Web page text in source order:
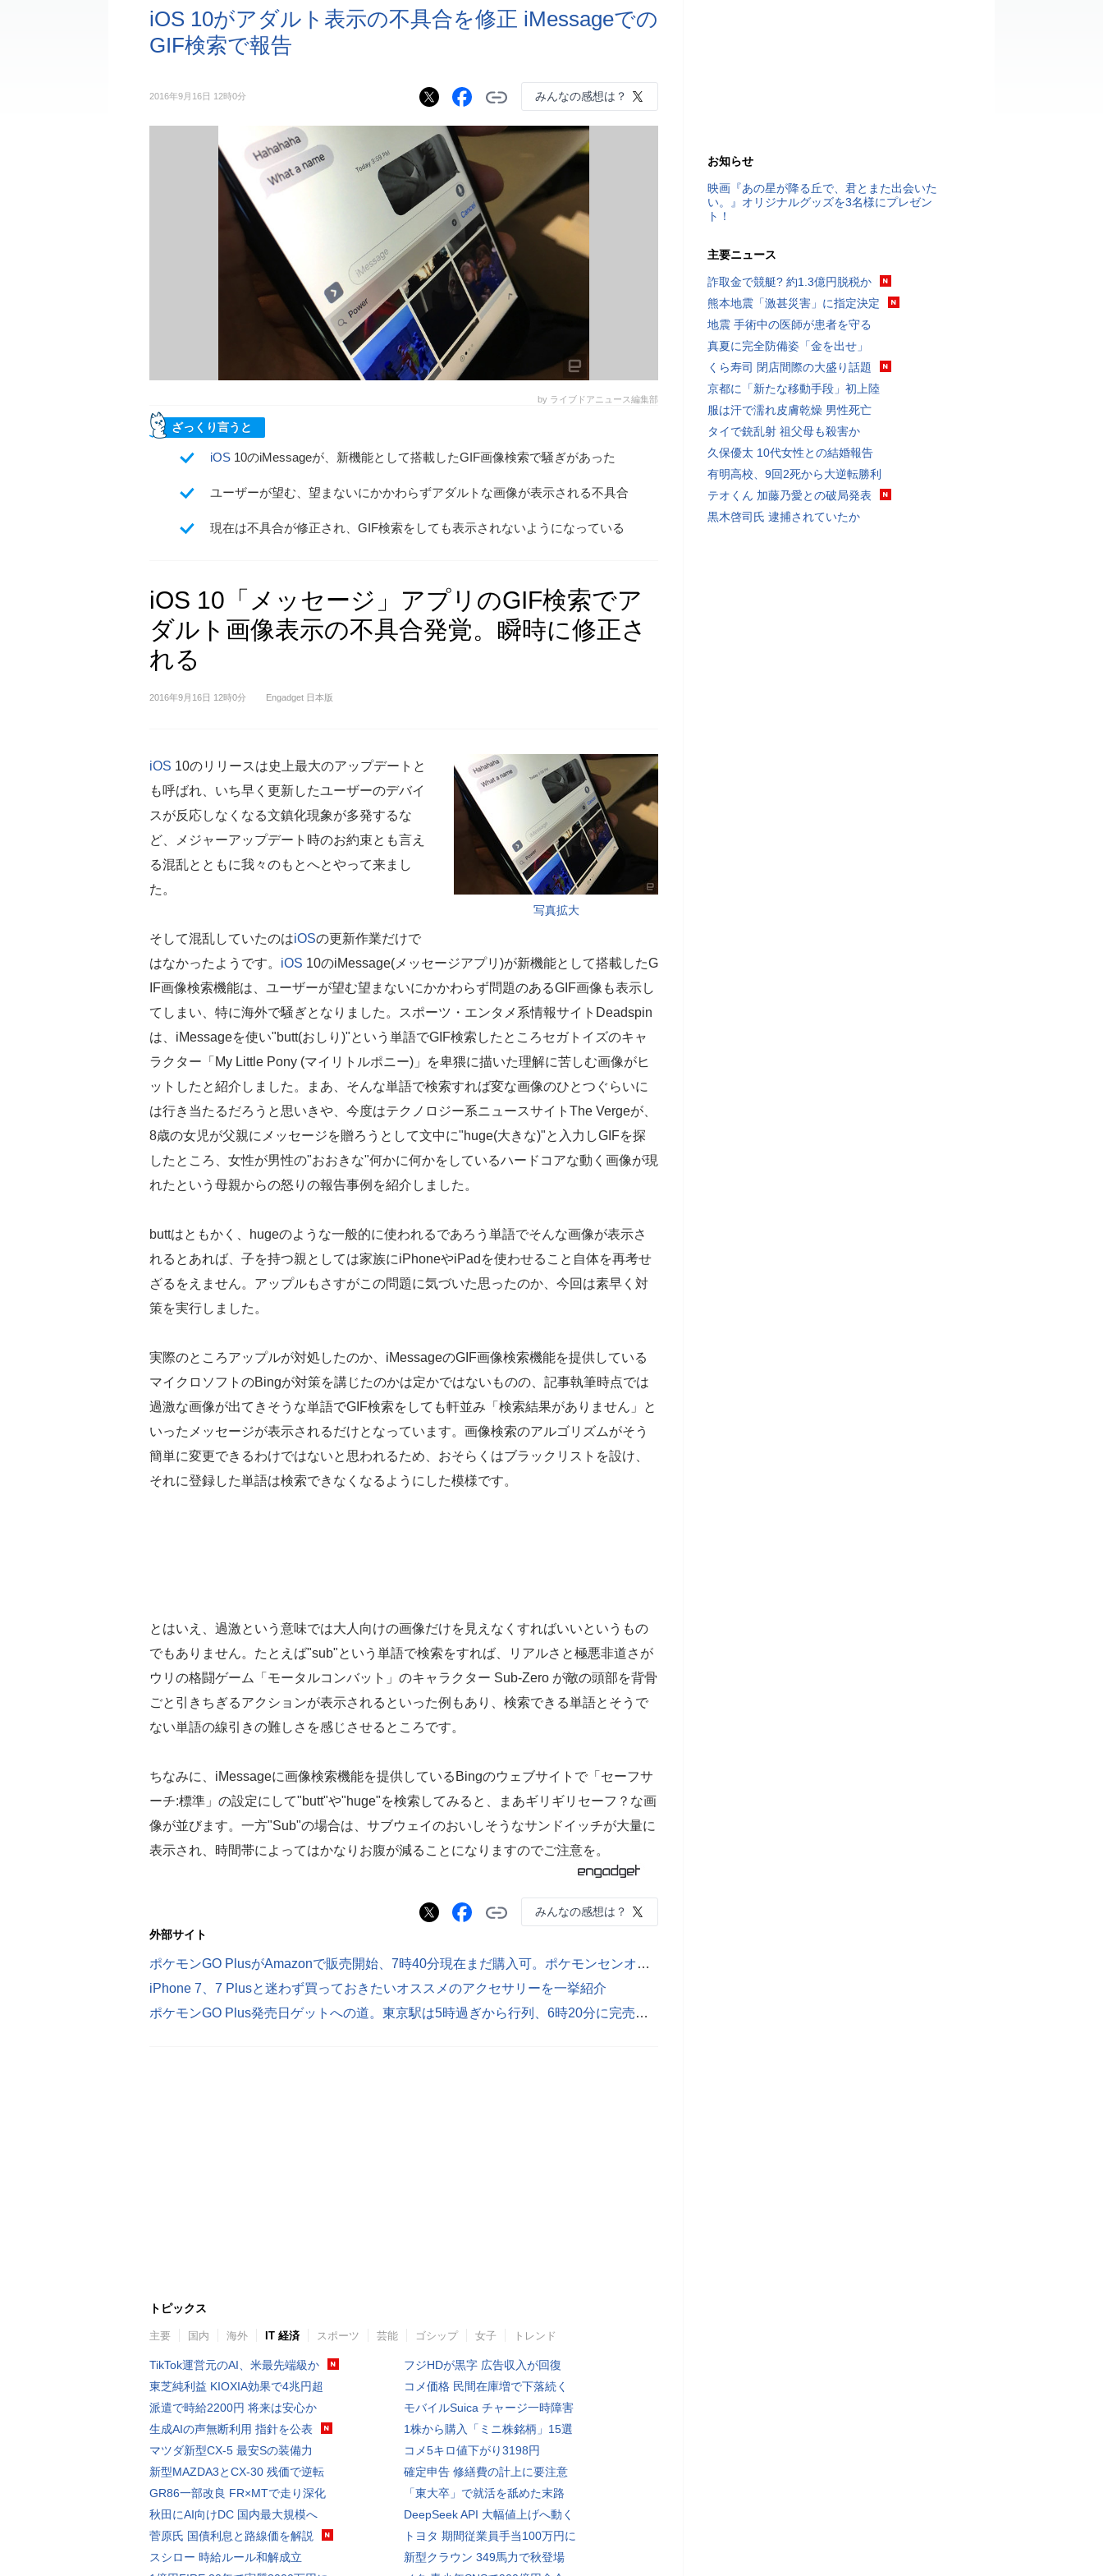
iOS 10がアダルト表示の不具合を修正 iMessageでの
GIF検索で報告
2016年9月16日 12時0分 みんなの感想は？
by ライブドアニュース編集部
ざっくり言うと
iOS 10のiMessageが、新機能として搭載したGIF画像検索で騒ぎがあった
ユーザーが望む、望まないにかかわらずアダルトな画像が表示される不具合
現在は不具合が修正され、GIF検索をしても表示されないようになっている
iOS 10「メッセージ」アプリのGIF検索でア
ダルト画像表示の不具合発覚。瞬時に修正さ
れる
2016年9月16日 12時0分 Engadget 日本版
写真拡大
iOS 10のリリースは史上最大のアップデートと
も呼ばれ、いち早く更新したユーザーのデバイ
スが反応しなくなる文鎮化現象が多発するな
ど、メジャーアップデート時のお約束とも言え
る混乱とともに我々のもとへとやって来まし
た。
そして混乱していたのはiOSの更新作業だけで
はなかったようです。 iOS 10のiMessage(メッセージアプリ)が新機能として搭載したG
IF画像検索機能は、ユーザーが望む望まないにかかわらず問題のあるGIF画像も表示し
てしまい、特に海外で騒ぎとなりました。スポーツ・エンタメ系情報サイトDeadspin
は、iMessageを使い"butt(おしり)"という単語でGIF検索したところセガトイズのキャ
ラクター「My Little Pony (マイリトルポニー)」を卑猥に描いた理解に苦しむ画像がヒ
ットしたと紹介しました。まあ、そんな単語で検索すれば変な画像のひとつぐらいに
は行き当たるだろうと思いきや、今度はテクノロジー系ニュースサイトThe Vergeが、
8歳の女児が父親にメッセージを贈ろうとして文中に"huge(大きな)"と入力しGIFを探
したところ、女性が男性の"おおきな"何かに何かをしているハードコアな動く画像が現
れたという母親からの怒りの報告事例を紹介しました。
buttはともかく、hugeのような一般的に使われるであろう単語でそんな画像が表示さ
れるとあれば、子を持つ親としては家族にiPhoneやiPadを使わせること自体を再考せ
ざるをえません。アップルもさすがこの問題に気づいた思ったのか、今回は素早く対
策を実行しました。
実際のところアップルが対処したのか、iMessageのGIF画像検索機能を提供している
マイクロソフトのBingが対策を講じたのかは定かではないものの、記事執筆時点では
過激な画像が出てきそうな単語でGIF検索をしても軒並み「検索結果がありません」と
いったメッセージが表示されるだけとなっています。画像検索のアルゴリズムがそう
簡単に変更できるわけではないと思われるため、おそらくはブラックリストを設け、
それに登録した単語は検索できなくなるようにした模様です。
とはいえ、過激という意味では大人向けの画像だけを見えなくすればいいというもの
でもありません。たとえば"sub"という単語で検索をすれば、リアルさと極悪非道さが
ウリの格闘ゲーム「モータルコンバット」のキャラクター Sub-Zero が敵の頭部を背骨
ごと引きちぎるアクションが表示されるといった例もあり、検索できる単語とそうで
ない単語の線引きの難しさを感じさせるところです。
ちなみに、iMessageに画像検索機能を提供しているBingのウェブサイトで「セーフサ
ーチ:標準」の設定にして"butt"や"huge"を検索してみると、まあギリギリセーフ？な画
像が並びます。一方"Sub"の場合は、サブウェイのおいしそうなサンドイッチが大量に
表示され、時間帯によってはかなりお腹が減ることになりますのでご注意を。
みんなの感想は？
外部サイト
ポケモンGO PlusがAmazonで販売開始、7時40分現在まだ購入可。ポケモンセンオンラインは混雑でアクセス不可に
iPhone 7、7 Plusと迷わず買っておきたいオススメのアクセサリーを一挙紹介
ポケモンGO Plus発売日ゲットへの道。東京駅は5時過ぎから行列、6時20分に完売。割り込み防止にボール型スタンプも
トピックス
主要 国内 海外 IT 経済 スポーツ 芸能 ゴシップ 女子 トレンド
TikTok運営元のAI、米最先端級か
東芝純利益 KIOXIA効果で4兆円超
派遣で時給2200円 将来は安心か
生成AIの声無断利用 指針を公表
マツダ新型CX-5 最安Sの装備力
新型MAZDA3とCX-30 残価で逆転
GR86一部改良 FR×MTで走り深化
秋田にAI向けDC 国内最大規模へ
菅原氏 国債利息と路線価を解説
スシロー 時給ルール和解成立
フジHDが黒字 広告収入が回復
コメ価格 民間在庫増で下落続く
モバイルSuica チャージ一時障害
1株から購入「ミニ株銘柄」15選
コメ5キロ値下がり3198円
確定申告 修繕費の計上に要注意
「東大卒」で就活を舐めた末路
DeepSeek API 大幅値上げへ動く
トヨタ 期間従業員手当100万円に
新型クラウン 349馬力で秋登場
お知らせ
映画『あの星が降る丘で、君とまた出会いた
い。』オリジナルグッズを3名様にプレゼン
ト！
主要ニュース
詐取金で競艇? 約1.3億円脱税か
熊本地震「激甚災害」に指定決定
地震 手術中の医師が患者を守る
真夏に完全防備姿「金を出せ」
くら寿司 閉店間際の大盛り話題
京都に「新たな移動手段」初上陸
服は汗で濡れ皮膚乾燥 男性死亡
タイで銃乱射 祖父母も殺害か
久保優太 10代女性との結婚報告
有明高校、9回2死から大逆転勝利
テオくん 加藤乃愛との破局発表
黒木啓司氏 逮捕されていたか